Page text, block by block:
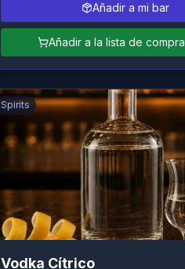
Añadir a mi bar
Añadir a la lista de compra
Spirits
Vodka Cítrico